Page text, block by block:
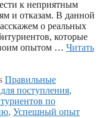
к неприятным
и отказам. В данной
о реальных
которые
опытом … Читать
Правильные
поступления,
по
, Успешный опыт